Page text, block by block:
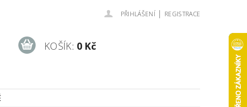
PŘIHLÁŠENÍ | REGISTRACE
KOŠÍK: 0 Kč